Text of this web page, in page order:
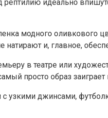
идеально
модного оливкового
натирают и, главное,
в театре или
просто образ
с узкими джинсами,